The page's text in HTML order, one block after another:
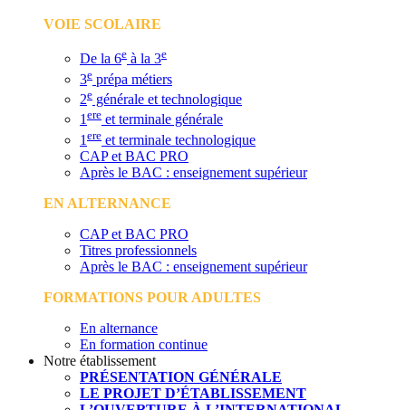
VOIE SCOLAIRE
De la 6e à la 3e
3e prépa métiers
2e générale et technologique
1 ere et terminale générale
1 ere et terminale technologique
CAP et BAC PRO
Après le BAC : enseignement supérieur
EN ALTERNANCE
CAP et BAC PRO
Titres professionnels
Après le BAC : enseignement supérieur
FORMATIONS POUR ADULTES
En alternance
En formation continue
Notre établissement
PRÉSENTATION GÉNÉRALE
LE PROJET D’ÉTABLISSEMENT